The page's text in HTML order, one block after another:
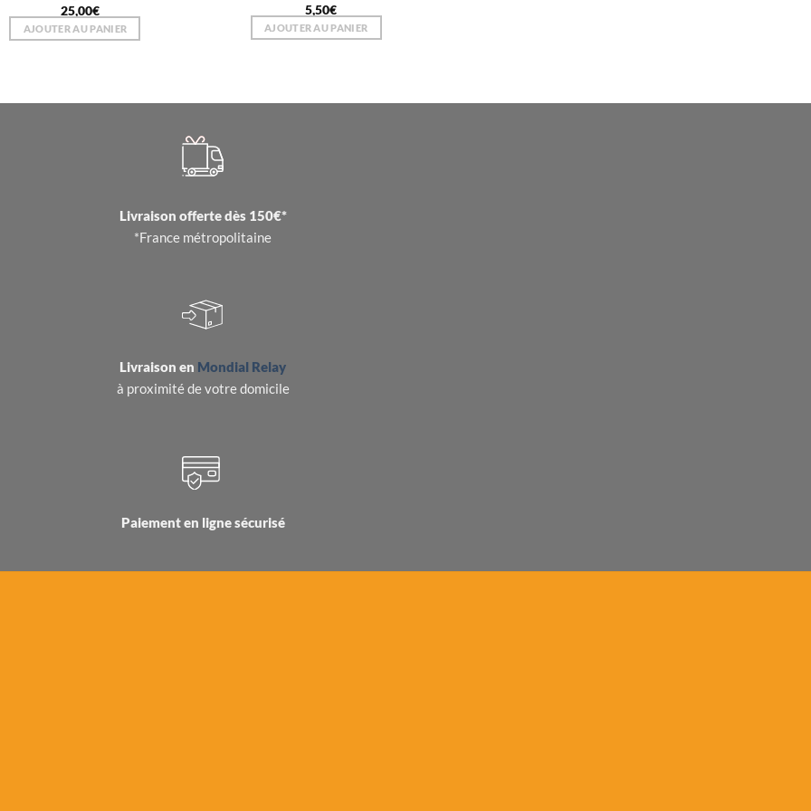
25,00€
AJOUTER AU PANIER
5,50€
AJOUTER AU PANIER
Livraison offerte dès 150€*
*France métropolitaine
Livraison en Mondial Relay
à proximité de votre domicile
Paiement en ligne sécurisé